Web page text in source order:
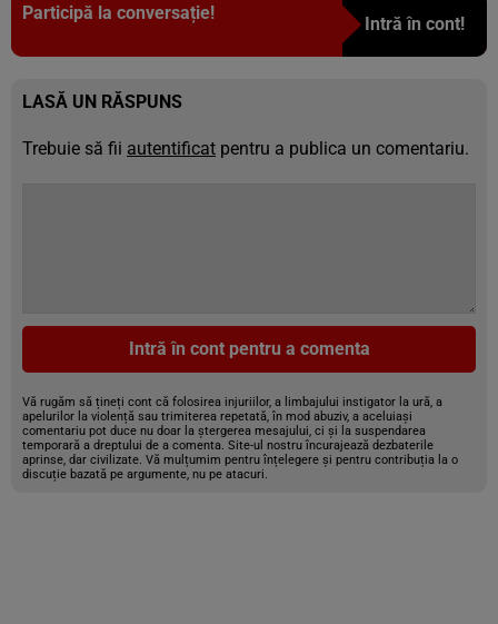
Participă la conversație!
Intră în cont!
LASĂ UN RĂSPUNS
Trebuie să fii autentificat pentru a publica un comentariu.
Intră în cont pentru a comenta
Vă rugăm să țineți cont că folosirea injuriilor, a limbajului instigator la ură, a
apelurilor la violență sau trimiterea repetată, în mod abuziv, a aceluiași
comentariu pot duce nu doar la ștergerea mesajului, ci și la suspendarea
temporară a dreptului de a comenta. Site-ul nostru încurajează dezbaterile
aprinse, dar civilizate. Vă mulțumim pentru înțelegere și pentru contribuția la o
discuție bazată pe argumente, nu pe atacuri.